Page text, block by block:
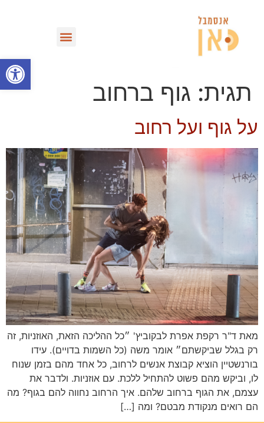
פתח
תגית: גוף ברחוב
על גוף ועל רחוב
מאת ד"ר רקפת אפרת לבקוביץ' ״כל ההליכה הזאת, האוזניות, זה
רק בגלל שביקשתם״ אומר משה (כל השמות בדויים). עידו
בורנשטיין הוציא קבוצת אנשים לרחוב, כל אחד מהם בזמן שנוח
לו, וביקש מהם פשוט להתחיל ללכת. עם אוזניות. ולדבר את
עצמם, את הגוף ברחוב שלהם. איך הרחוב נחווה להם בגוף? מה
הם רואים מנקודת מבטם? ומה […]